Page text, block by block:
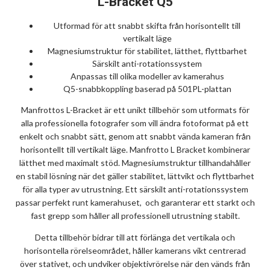
Utformad för att snabbt skifta från horisontellt till
vertikalt läge
Magnesiumstruktur för stabilitet, lätthet, flyttbarhet
Särskilt anti-rotationssystem
Anpassas till olika modeller av kamerahus
Q5-snabbkoppling baserad på 501PL-plattan
Manfrottos L-Bracket är ett unikt tillbehör som utformats för
alla professionella fotografer som vill ändra fotoformat på ett
enkelt och snabbt sätt, genom att snabbt vända kameran från
horisontellt till vertikalt läge. Manfrotto L Bracket kombinerar
lätthet med maximalt stöd. Magnesiumstruktur tillhandahåller
en stabil lösning när det gäller stabilitet, lättvikt och flyttbarhet
för alla typer av utrustning. Ett särskilt anti-rotationssystem
passar perfekt runt kamerahuset, och garanterar ett starkt och
fast grepp som håller all professionell utrustning stabilt.
Detta tillbehör bidrar till att förlänga det vertikala och
horisontella rörelseområdet, håller kamerans vikt centrerad
över stativet, och undviker objektivrörelse när den vänds från